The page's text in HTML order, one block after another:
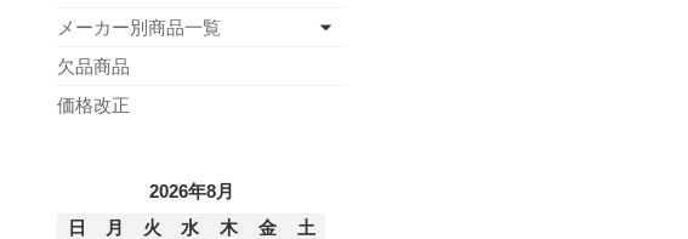
メーカー別商品一覧
欠品商品
価格改正
2026年8月
日
月 火 水 木 金
土